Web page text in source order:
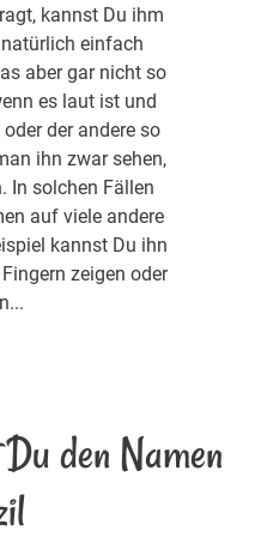
kannst Du ihm
einfach
aber gar nicht so
es laut ist und
der andere so
ihn zwar sehen,
In solchen Fällen
auf viele andere
kannst Du ihn
zeigen oder
den Namen